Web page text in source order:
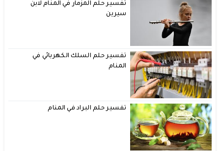
تفسير حلم المزمار في المنام لابن
سيرين
تفسير حلم السلك الكهربائي في
المنام
تفسير حلم البراد في المنام